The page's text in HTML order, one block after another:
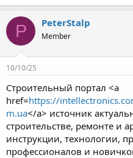
P PeterStalp
Member
10/10/25
Строительный портал <a
href=https://
m.ua</a> источник
строительстве, ремонте и
инструкции, технологии,
профессионалов и